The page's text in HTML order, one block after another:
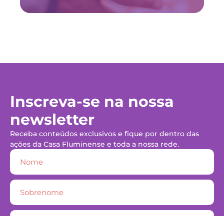
Inscreva-se na nossa
newsletter
Receba conteúdos exclusivos e fique por dentro das
ações da Casa Fluminense e toda a nossa rede.